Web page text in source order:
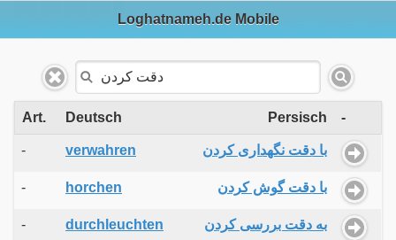
Loghatnameh.de Mobile
Art. Deutsch Persisch -
- verwahren با دقت نگهداری کردن
- horchen با دقت گوش کردن
- durchleuchten به دقت بررسی کردن